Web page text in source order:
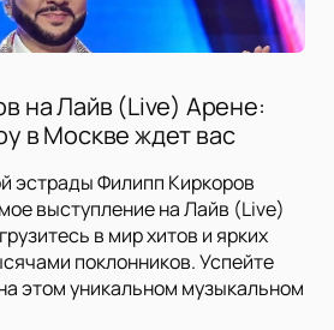
на Лайв (Live) Арене:
в Москве ждет вас
эстрады Филипп Киркоров
выступление на Лайв (Live)
в мир хитов и ярких
поклонников. Успейте
этом уникальном музыкальном